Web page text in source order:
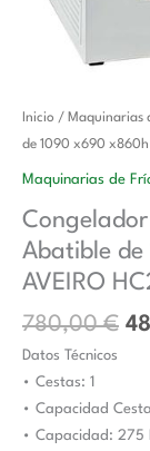
Inicio / Maquinarias
de 1090 x690 x860h
Maquinarias de
Abatible
AVEIRO
780,00€
El
Datos Técnicos
• Cestas: 1
• Capacidad
• Capacidad: 275
Congelador
Horizontal
Puerta
Abatible
de
1090
x860h
mm
AVEIRO
HC290DUO
cantidad